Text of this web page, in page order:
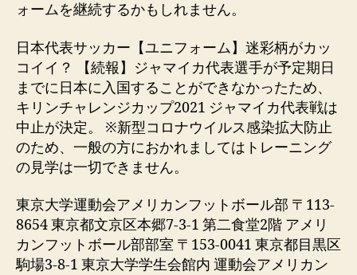
ォームを継続するかもしれません。
日本代表サッカー【ユニフォーム】迷彩柄がカッ
コイイ？ 【続報】ジャマイカ代表選手が予定期日
までに日本に入国することができなかったため、
キリンチャレンジカップ2021 ジャマイカ代表戦は
中止が決定。 ※新型コロナウイルス感染拡大防止
のため、一般の方におかれましてはトレーニング
の見学は一切できません。
東京大学運動会アメリカンフットボール部 〒113-
8654 東京都文京区本郷7-3-1 第二食堂2階 アメリ
カンフットボール部部室 〒153-0041 東京都目黒区
駒場3-8-1 東京大学学生会館内 運動会アメリカン